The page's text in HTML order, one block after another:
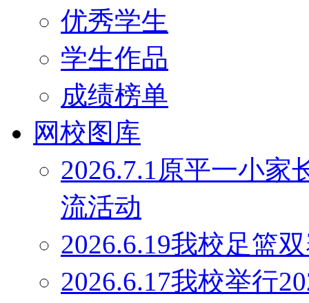
优秀学生
学生作品
成绩榜单
网校图库
2026.7.1原平一小家
流活动
2026.6.19我校足篮
2026.6.17我校举行